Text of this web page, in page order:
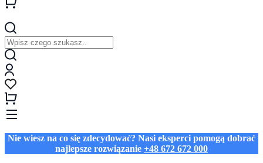
Nie wiesz na co się zdecydować? Nasi eksperci pomogą dobrać
najlepsze rozwiązanie +48 672 672 000